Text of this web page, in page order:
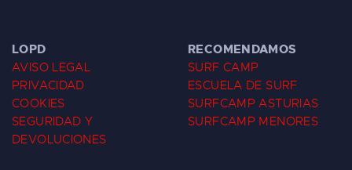
LOPD
AVISO LEGAL
PRIVACIDAD
COOKIES
SEGURIDAD Y
DEVOLUCIONES
RECOMENDAMOS
SURF CAMP
ESCUELA DE SURF
SURFCAMP ASTURIAS
SURFCAMP MENORES